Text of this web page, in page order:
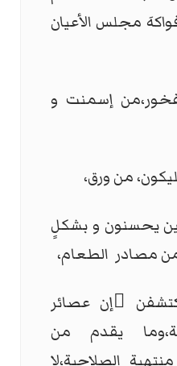
مجلس الأعيان
إسمنت و
من ورق،
يحسنون و بشكلٍ
مصادر الطعام،
َإن عصائر
يقدم من
الصلاحية،لا